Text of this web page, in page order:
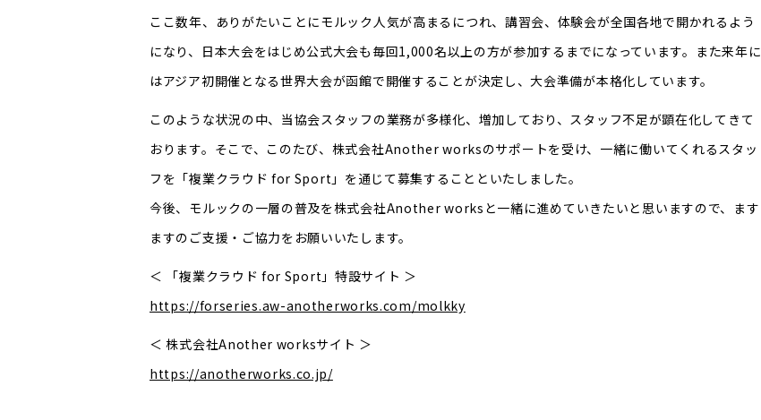
ここ数年、ありがたいことにモルック人気が高まるにつれ、講習会、体験会が全国各地で開かれるよう
になり、日本大会をはじめ公式大会も毎回1,000名以上の方が参加するまでになっています。また来年に
はアジア初開催となる世界大会が函館で開催することが決定し、大会準備が本格化しています。
このような状況の中、当協会スタッフの業務が多様化、増加しており、スタッフ不足が顕在化してきて
おります。そこで、このたび、株式会社Another worksのサポートを受け、一緒に働いてくれるスタッ
フを「複業クラウド for Sport」を通じて募集することといたしました。
今後、モルックの一層の普及を株式会社Another worksと一緒に進めていきたいと思いますので、ます
ますのご支援・ご協力をお願いいたします。
＜ 「複業クラウド for Sport」特設サイト ＞
https://forseries.aw-anotherworks.com/molkky
＜ 株式会社Another worksサイト ＞
https://anotherworks.co.jp/